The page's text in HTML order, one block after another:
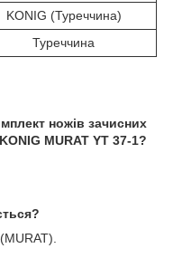
KONIG (Туреччина)
Туреччина
ножів зачисних
MURAT YT 37-1?